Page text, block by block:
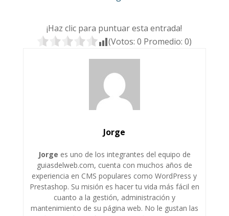
¡Haz clic para puntuar esta entrada!
(Votos:0 Promedio:0)
Jorge
Jorge es uno de los integrantes del equipo de
guiasdelweb.com, cuenta con muchos años de
experiencia en CMS populares como WordPress y
Prestashop. Su misión es hacer tu vida más fácil en
cuanto a la gestión, administración y
mantenimiento de su página web. No le gustan las